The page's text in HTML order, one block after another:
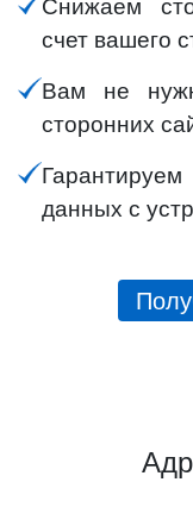
Снижаем
счет вашего
Вам не
сторонних
данных с